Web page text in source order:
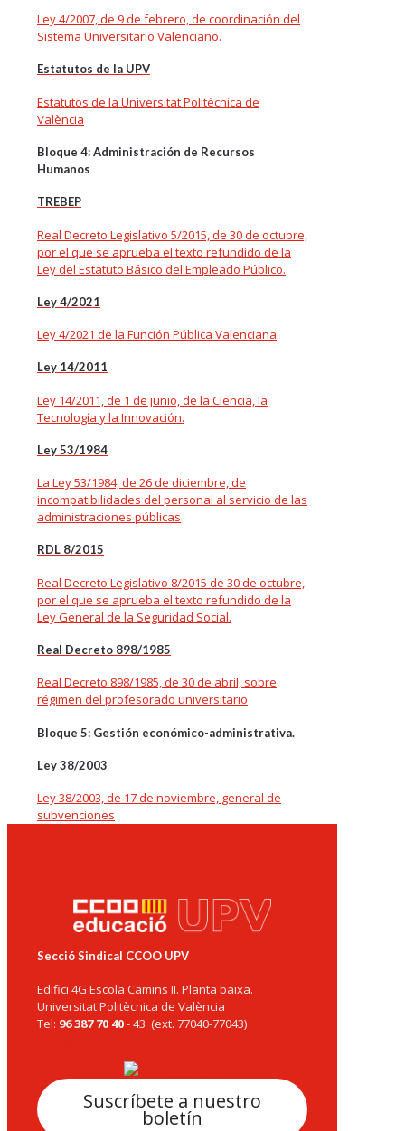
Ley 4/2007, de 9 de febrero, de coordinación del
Sistema Universitario Valenciano.
Estatutos de la UPV
Estatutos de la Universitat Politècnica de
València
Bloque 4: Administración de Recursos
Humanos
TREBEP
Real Decreto Legislativo 5/2015, de 30 de octubre,
por el que se aprueba el texto refundido de la
Ley del Estatuto Básico del Empleado Público.
Ley 4/2021
Ley 4/2021 de la Función Pública Valenciana
Ley 14/2011
Ley 14/2011, de 1 de junio, de la Ciencia, la
Tecnología y la Innovación.
Ley 53/1984
La Ley 53/1984, de 26 de diciembre, de
incompatibilidades del personal al servicio de las
administraciones públicas
RDL 8/2015
Real Decreto Legislativo 8/2015 de 30 de octubre,
por el que se aprueba el texto refundido de la
Ley General de la Seguridad Social.
Real Decreto 898/1985
Real Decreto 898/1985, de 30 de abril, sobre
régimen del profesorado universitario
Bloque 5: Gestión económico-administrativa.
Ley 38/2003
Ley 38/2003, de 17 de noviembre, general de
subvenciones
Secció Sindical CCOO UPV
Edifici 4G Escola Camins II. Planta baixa.
Universitat Politècnica de València
Tel: 96 387 70 40- 43 (ext. 77040-77043)
Suscríbete a nuestro
boletín